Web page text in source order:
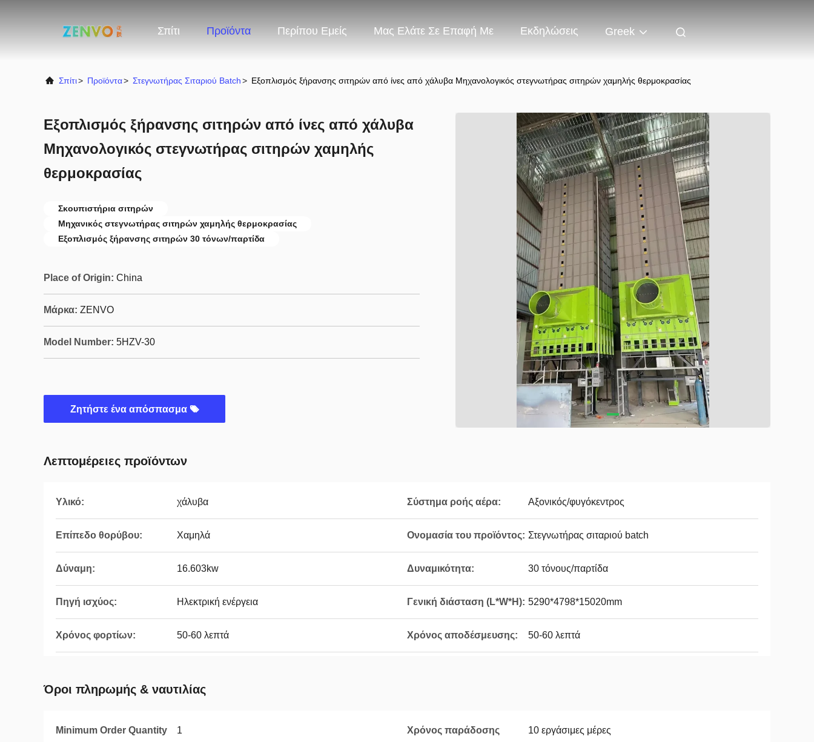
Σπίτι Προϊόντα Περίπου Εμείς Μας Ελάτε Σε Επαφή Με Εκδηλώσεις Greek
Σπίτι> Προϊόντα> Στεγνωτήρας Σιταριού Batch> Εξοπλισμός ξήρανσης σιτηρών από ίνες από χάλυβα Μηχανολογικός στεγνωτήρας σιτηρών χαμηλής θερμοκρασίας
Εξοπλισμός ξήρανσης σιτηρών από ίνες από χάλυβα
Μηχανολογικός στεγνωτήρας σιτηρών χαμηλής
θερμοκρασίας
Σκουπιστήρια σιτηρών
Μηχανικός στεγνωτήρας σιτηρών χαμηλής θερμοκρασίας
Εξοπλισμός ξήρανσης σιτηρών 30 τόνων/παρτίδα
Place of Origin: China
Μάρκα: ZENVO
Model Number: 5HZV-30
Ζητήστε ένα απόσπασμα
Λεπτομέρειες προϊόντων
Υλικό: χάλυβα Σύστημα ροής αέρα: Αξονικός/φυγόκεντρος
Επίπεδο θορύβου: Χαμηλά Ονομασία του προϊόντος: Στεγνωτήρας σιταριού batch
Δύναμη: 16.603kw Δυναμικότητα: 30 τόνους/παρτίδα
Πηγή ισχύος: Ηλεκτρική ενέργεια Γενική διάσταση (L*W*H): 5290*4798*15020mm
Χρόνος φορτίων: 50-60 λεπτά Χρόνος αποδέσμευσης: 50-60 λεπτά
Όροι πληρωμής & ναυτιλίας
Minimum Order Quantity 1 Χρόνος παράδοσης 10 εργάσιμες μέρες